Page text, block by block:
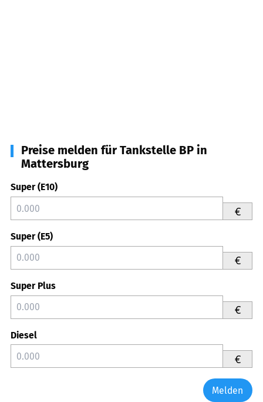
Preise melden für Tankstelle BP in
Mattersburg
Super (E10)
€
Super (E5)
€
Super Plus
€
Diesel
€
Melden